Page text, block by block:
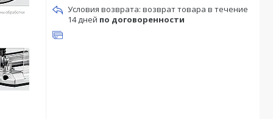
возврат товара в течение
14 дней по договоренности